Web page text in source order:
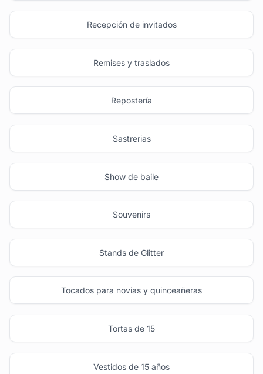
Recepción de invitados
Remises y traslados
Repostería
Sastrerias
Show de baile
Souvenirs
Stands de Glitter
Tocados para novias y quinceañeras
Tortas de 15
Vestidos de 15 años